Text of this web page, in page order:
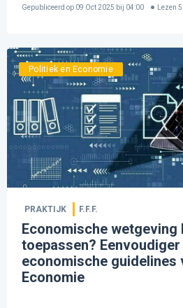
Gepubliceerd op 09 Oct 2025 bij 04:00 Lezen 5
Politiek en Economie
PRAKTIJK F.F.F.
Economische wetgeving
toepassen?
economische guidelines
Economie